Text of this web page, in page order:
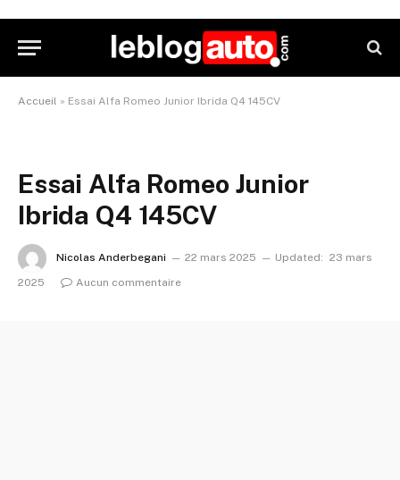
Accueil » Essai Alfa Romeo Junior Ibrida Q4 145CV
Essai Alfa Romeo Junior
Ibrida Q4 145CV
Nicolas Anderbegani 22 mars 2025 Updated: 23 mars
2025
Aucun commentaire